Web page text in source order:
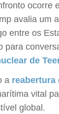
ocorre
avalia um
entre os
para
de
a reabertura
vital
global.